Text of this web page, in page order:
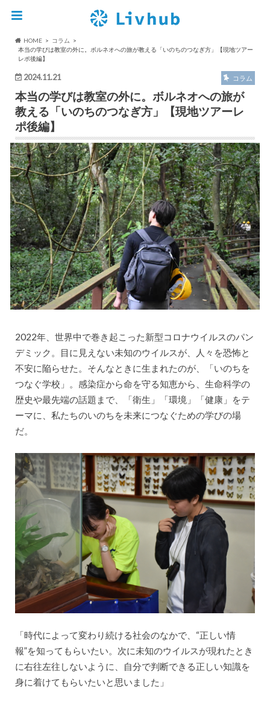
HOME
コラム
本当の学びは教室の外に。ボルネオへの旅が教える「いのちのつなぎ方」【現地ツアー
レポ後編】
2024.11.21 コラム
本当の学びは教室の外に。ボルネオへの旅が
教える「いのちのつなぎ方」【現地ツアーレ
ポ後編】
2022年、世界中で巻き起こった新型コロナウイルスのパン
デミック。目に見えない未知のウイルスが、人々を恐怖と
不安に陥らせた。そんなときに生まれたのが、「いのちを
つなぐ学校」。感染症から命を守る知恵から、生命科学の
歴史や最先端の話題まで、「衛生」「環境」「健康」をテ
ーマに、私たちのいのちを未来につなぐための学びの場
だ。
「時代によって変わり続ける社会のなかで、“正しい情
報”を知ってもらいたい。次に未知のウイルスが現れたとき
に右往左往しないように、自分で判断できる正しい知識を
身に着けてもらいたいと思いました」